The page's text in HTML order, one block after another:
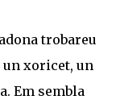
trobareu
un xoricet, un
Em sembla